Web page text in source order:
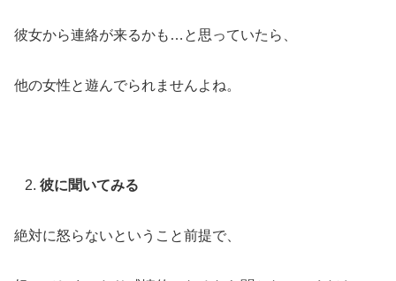
彼女から連絡が来るかも…と思っていたら、
他の女性と遊んでられませんよね。
彼に聞いてみる
絶対に怒らないということ前提で、